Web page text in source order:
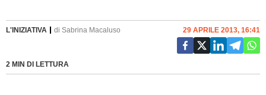
L'INIZIATIVA di Sabrina Macaluso
2 MIN DI LETTURA
29 APRILE 2013, 16:41